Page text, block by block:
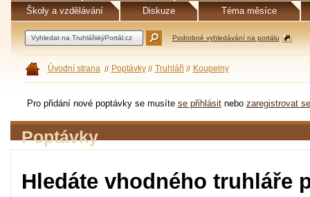
Školy a vzdělávání
Diskuze Téma měsíce
Podrobné vyhledávání na portálu
Úvodní strana Poptávky Truhláři Koupelny
Pro přidání nové poptávky se musíte se přihlásitnebo zaregistrovat se
Poptávky
Hledáte vhodného truhláře